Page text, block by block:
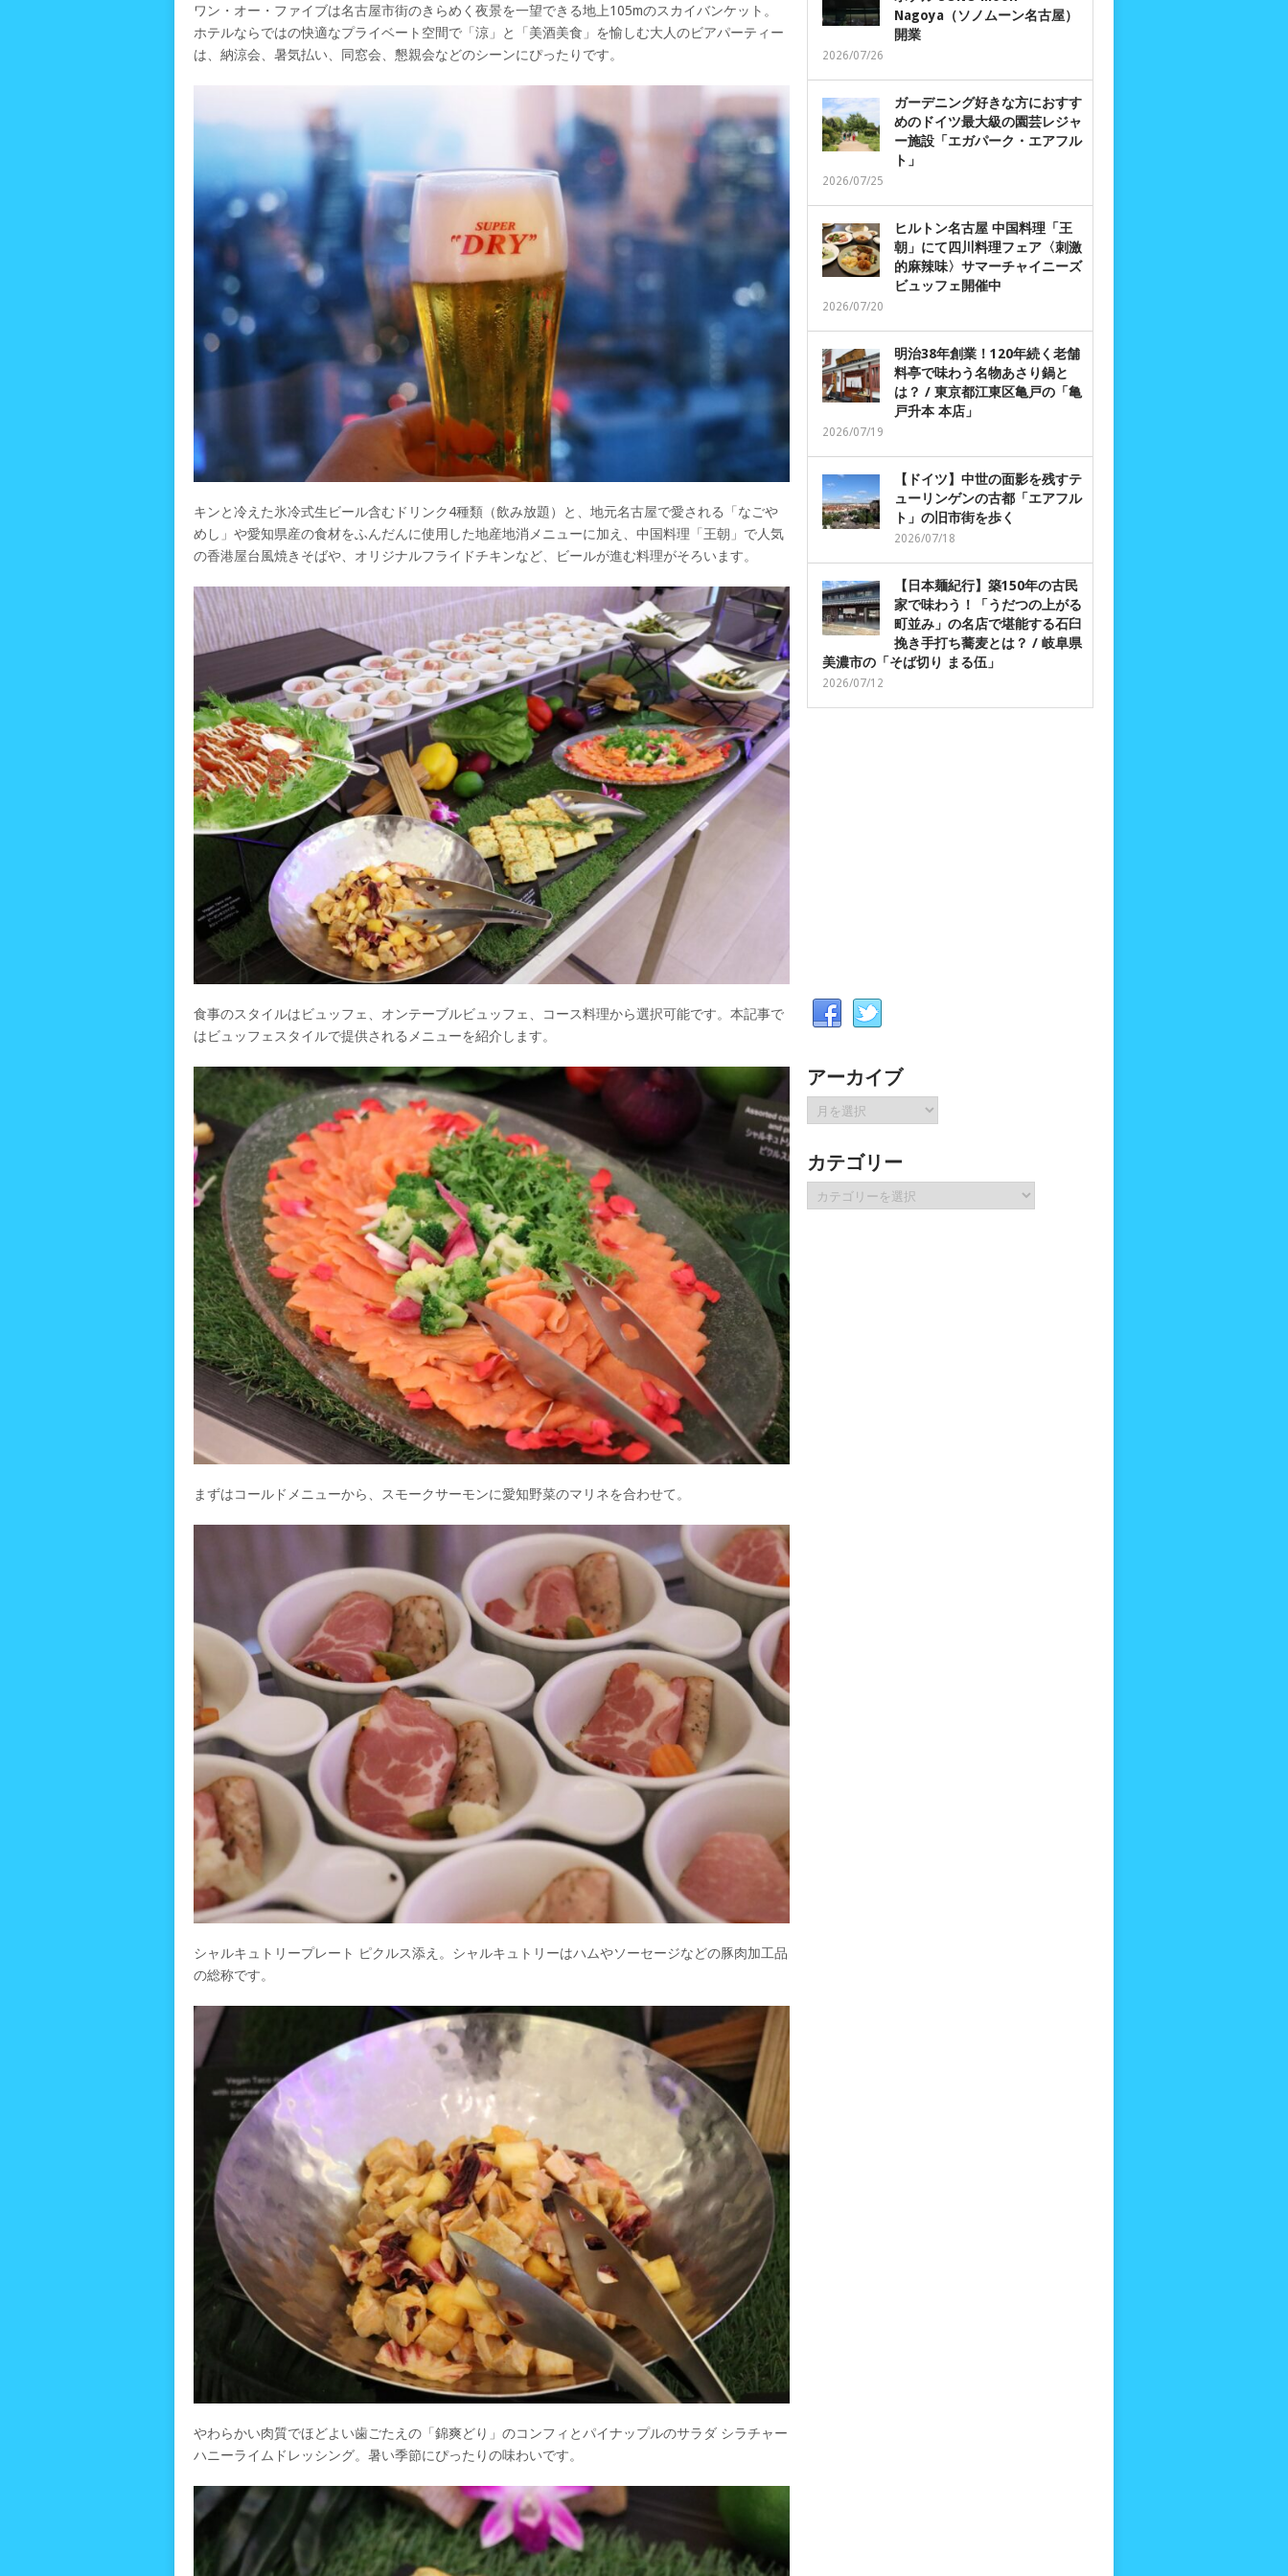
ワン・オー・ファイブは名古屋市街のきらめく夜景を一望できる地上105mのスカイバンケット。
ホテルならではの快適なプライベート空間で「涼」と「美酒美食」を愉しむ大人のビアパーティー
は、納涼会、暑気払い、同窓会、懇親会などのシーンにぴったりです。
キンと冷えた氷冷式生ビール含むドリンク4種類（飲み放題）と、地元名古屋で愛される「なごや
めし」や愛知県産の食材をふんだんに使用した地産地消メニューに加え、中国料理「王朝」で人気
の香港屋台風焼きそばや、オリジナルフライドチキンなど、ビールが進む料理がそろいます。
食事のスタイルはビュッフェ、オンテーブルビュッフェ、コース料理から選択可能です。本記事で
はビュッフェスタイルで提供されるメニューを紹介します。
まずはコールドメニューから、スモークサーモンに愛知野菜のマリネを合わせて。
シャルキュトリープレート ピクルス添え。シャルキュトリーはハムやソーセージなどの豚肉加工品
の総称です。
やわらかい肉質でほどよい歯ごたえの「錦爽どり」のコンフィとパイナップルのサラダ シラチャー
ハニーライムドレッシング。暑い季節にぴったりの味わいです。
Nagoya（ソノムーン名古屋）
開業
2026/07/26
ガーデニング好きな方におすす
めのドイツ最大級の園芸レジャ
ー施設「エガパーク・エアフル
ト」
2026/07/25
ヒルトン名古屋 中国料理「王
朝」にて四川料理フェア〈刺激
的麻辣味〉サマーチャイニーズ
ビュッフェ開催中
2026/07/20
明治38年創業！120年続く老舗
料亭で味わう名物あさり鍋と
は？ / 東京都江東区亀戸の「亀
戸升本 本店」
2026/07/19
【ドイツ】中世の面影を残すテ
ューリンゲンの古都「エアフル
ト」の旧市街を歩く
2026/07/18
【日本麺紀行】築150年の古民
家で味わう！「うだつの上がる
町並み」の名店で堪能する石臼
挽き手打ち蕎麦とは？ / 岐阜県
美濃市の「そば切り まる伍」
2026/07/12
アーカイブ
ア
ー
イ
ブ
カテゴリー
テ